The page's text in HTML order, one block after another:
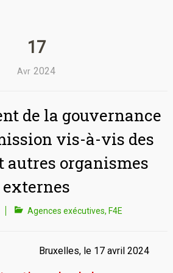
17
Avr 2024
de la gouvernance
vis-à-vis des
autres organismes
externes
Agences exécutives, F4E
Bruxelles, le 17 avril 2024